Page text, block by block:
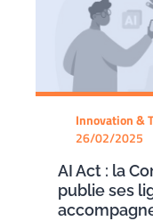
Innovation &
26/02/2025
AI Act : la
publie ses